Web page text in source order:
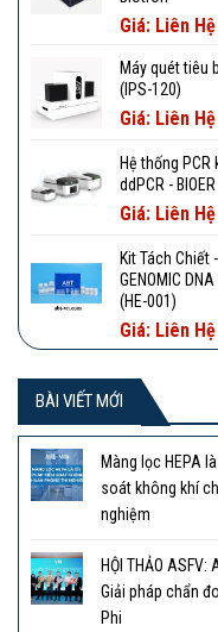
Giá: Liên Hệ
Máy quét tiêu
(IPS-120)
Giá: Liên Hệ
Hệ thống
ddPCR -
Giá: Liên Hệ
Kit Tách Chiết
GENOMIC
(HE-001)
Giá: Liên Hệ
BÀI VIẾT MỚI
Màng lọc HEPA
soát không khí
nghiệm
HỘI THẢO
Giải pháp chẩn
Phi